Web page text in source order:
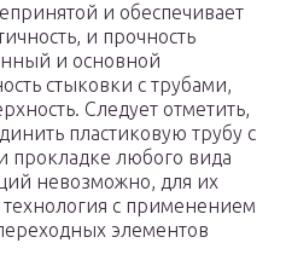
и обеспечивает
и прочность
и основной
стыковки с трубами,
Следует отметить,
пластиковую трубу с
прокладке любого вида
невозможно, для их
с применением
элементов